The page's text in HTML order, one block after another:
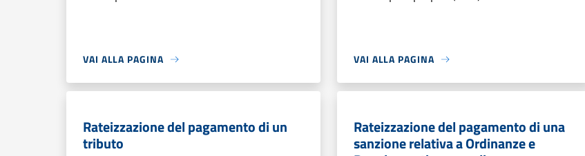
VAI ALLA PAGINA VAI ALLA PAGINA
Rateizzazione del pagamento di un
tributo
Rateizzazione del pagamento di una
sanzione relativa a Ordinanze e